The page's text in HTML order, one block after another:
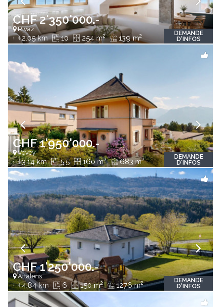
CHF 2'350'000.-
Rivaz
2.05 km 10 254 m2 139 m2
DEMANDE
D'INFOS
CHF 1'950'000.-
Vevey
3.14 km 5.5 160 m2 683 m2
DEMANDE
D'INFOS
CHF 1'250'000.-
Attalens
4.84 km 6 150 m2 1276 m2
DEMANDE
D'INFOS